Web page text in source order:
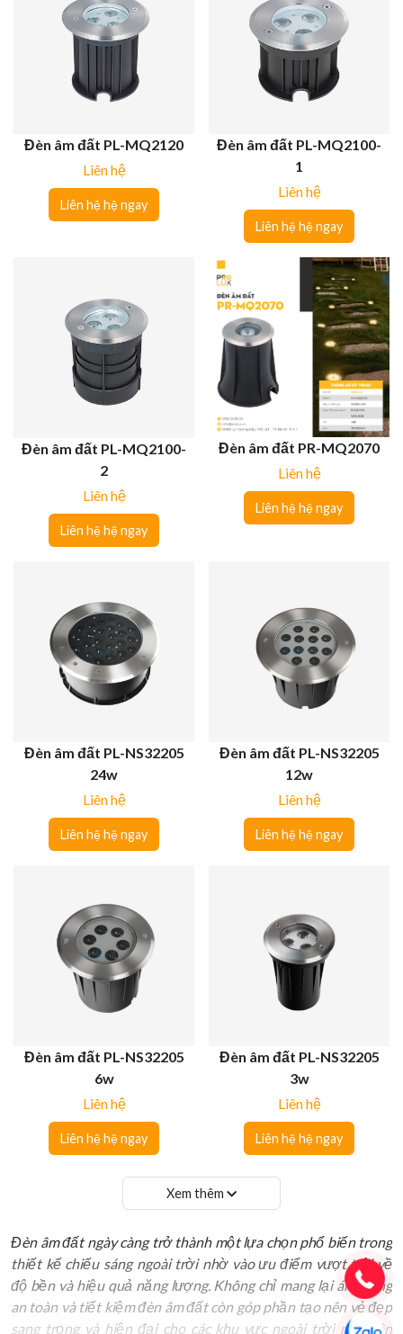
Đèn âm đất PL-MQ2120
Liên hệ
Liên hệ hệ ngay
Đèn âm đất PL-MQ2100-
1
Liên hệ
Liên hệ hệ ngay
Đèn âm đất PL-MQ2100-
2
Liên hệ
Liên hệ hệ ngay
Đèn âm đất PR-MQ2070
Liên hệ
Liên hệ hệ ngay
Đèn âm đất PL-NS32205
24w
Liên hệ
Liên hệ hệ ngay
Đèn âm đất PL-NS32205
12w
Liên hệ
Liên hệ hệ ngay
Đèn âm đất PL-NS32205
6w
Liên hệ
Liên hệ hệ ngay
Đèn âm đất PL-NS32205
3w
Liên hệ
Liên hệ hệ ngay
Xem thêm
Đèn âm đất ngày càng trở thành một lựa chọn phổ biến trong
thiết kế chiếu sáng ngoài trời nhờ vào ưu điểm vượt trội về
độ bền và hiệu quả năng lượng. Không chỉ mang lại ánh sáng
an toàn và tiết kiệm đèn âm đất còn góp phần tạo nên vẻ đẹp
sang trọng và hiện đại cho các khu vực ngoài trời như sân